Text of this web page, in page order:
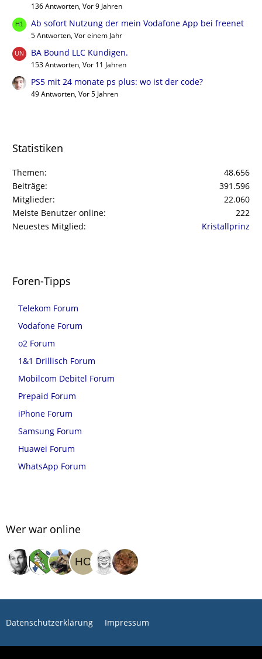
136 Antworten, Vor 9 Jahren
Ab sofort Nutzung der mein Vodafone App bei freenet
5 Antworten, Vor einem Jahr
BA Bound LLC Kündigen.
153 Antworten, Vor 11 Jahren
PS5 mit 24 monate ps plus: wo ist der code?
49 Antworten, Vor 5 Jahren
Statistiken
Themen
48.656
Beiträge
391.596
Mitglieder
22.060
Meiste Benutzer online
222
Neuestes Mitglied
Kristallprinz
Foren-Tipps
Telekom Forum
Vodafone Forum
o2 Forum
1&1 Drillisch Forum
Mobilcom Debitel Forum
Prepaid Forum
iPhone Forum
Samsung Forum
Huawei Forum
WhatsApp Forum
Wer war online
Datenschutzerklärung Impressum